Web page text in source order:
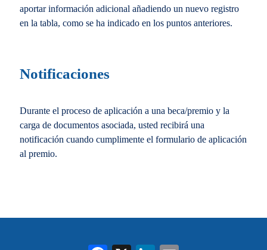
aportar información adicional añadiendo un nuevo registro
en la tabla, como se ha indicado en los puntos anteriores.
Notificaciones
Durante el proceso de aplicación a una beca/premio y la
carga de documentos asociada, usted recibirá una
notificación cuando cumplimente el formulario de aplicación
al premio.